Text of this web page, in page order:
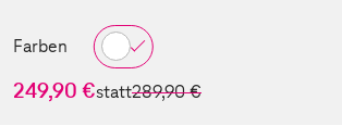
Farben
249,90 €statt289,90 €